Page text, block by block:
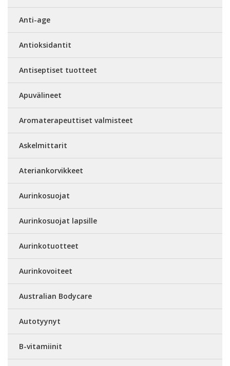
Anti-age
Antioksidantit
Antiseptiset tuotteet
Apuvälineet
Aromaterapeuttiset valmisteet
Askelmittarit
Ateriankorvikkeet
Aurinkosuojat
Aurinkosuojat lapsille
Aurinkotuotteet
Aurinkovoiteet
Australian Bodycare
Autotyynyt
B-vitamiinit